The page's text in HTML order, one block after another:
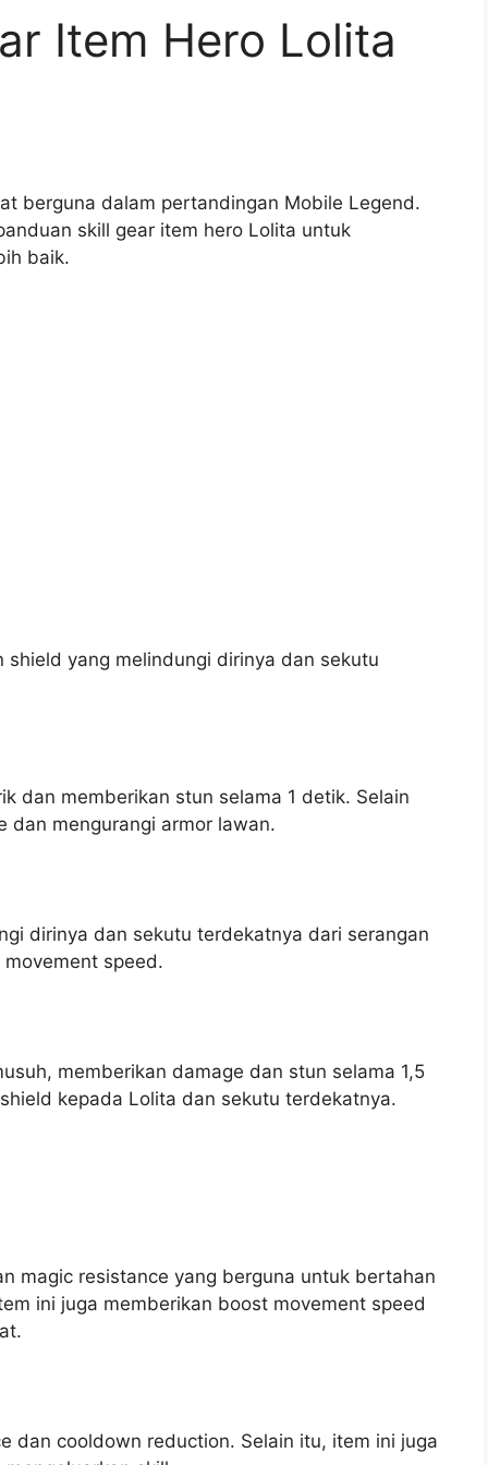
Item Hero Lolita
berguna dalam pertandingan Mobile Legend.
skill gear item hero Lolita untuk
baik.
yang melindungi dirinya dan sekutu
dan memberikan stun selama 1 detik. Selain
dan mengurangi armor lawan.
dirinya dan sekutu terdekatnya dari serangan
speed.
memberikan damage dan stun selama 1,5
kepada Lolita dan sekutu terdekatnya.
magic resistance yang berguna untuk bertahan
ini juga memberikan boost movement speed
dan cooldown reduction. Selain itu, item ini juga